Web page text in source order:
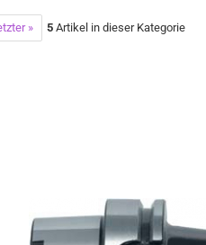
» 5 Artikel in dieser Kategorie